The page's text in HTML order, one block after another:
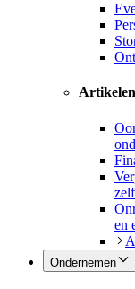
Artikelen
zelf
en
Ondernemen